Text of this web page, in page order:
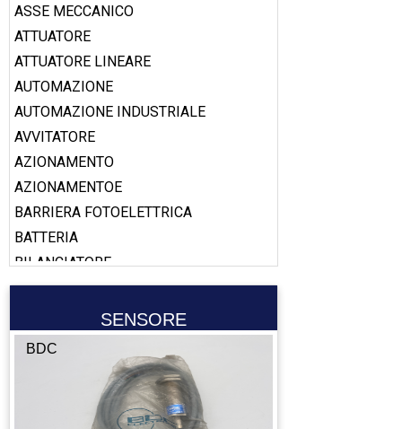
ASSE MECCANICO
ATTUATORE
ATTUATORE LINEARE
AUTOMAZIONE
AUTOMAZIONE INDUSTRIALE
AVVITATORE
AZIONAMENTO
AZIONAMENTOE
BARRIERA FOTOELETTRICA
BATTERIA
BILANCIATORE
BOBINA
CABLAGGIO
SENSORE
BDC